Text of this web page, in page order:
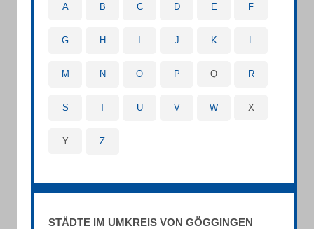
A B C D E F
G H J K L
M N O P Q R
S T U V W X
Y Z
STÄDTE IM UMKREIS VON GÖGGINGEN